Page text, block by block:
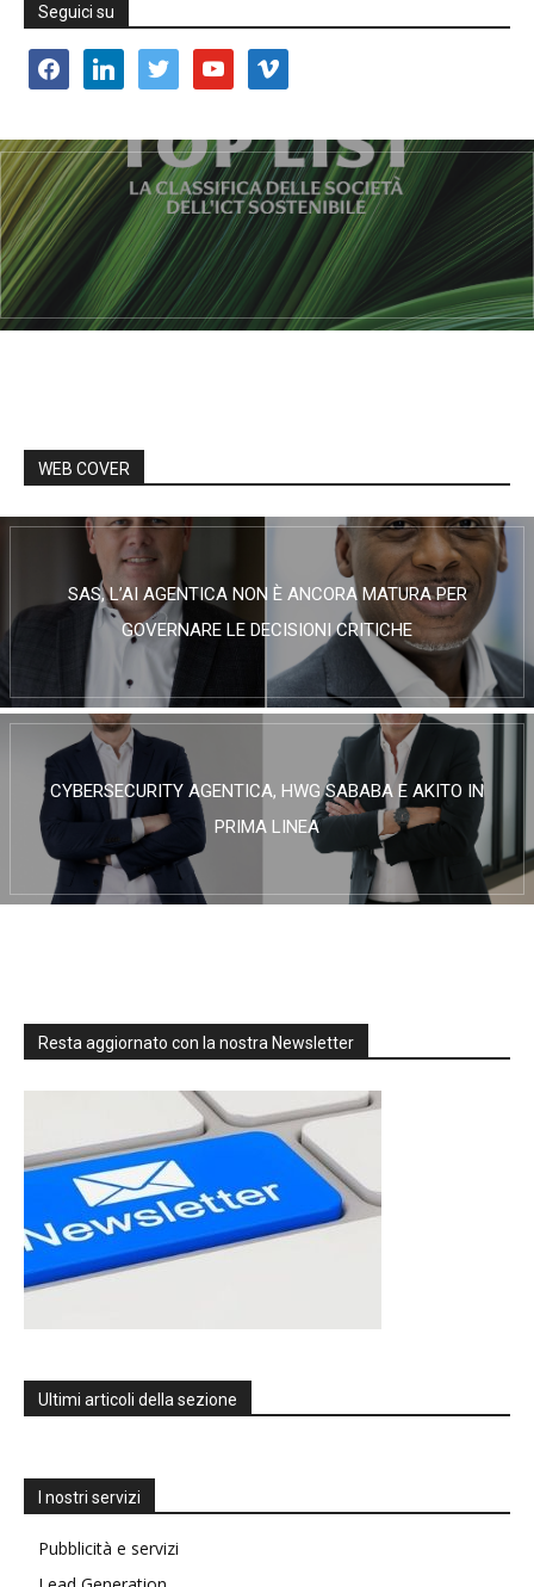
Seguici su
facebooklinkedin twitter youtube vimeo
WEB COVER
SAS, L’AI AGENTICA NON È ANCORA MATURA PER
GOVERNARE LE DECISIONI CRITICHE
CYBERSECURITY AGENTICA, HWG SABABA E AKITO IN
PRIMA LINEA
Resta aggiornato con la nostra Newsletter
Ultimi articoli della sezione
I nostri servizi
Pubblicità e servizi